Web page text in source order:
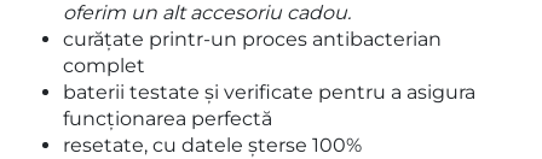
oferim un alt accesoriu cadou.
curățate printr-un proces antibacterian
complet
baterii testate și verificate pentru a asigura
funcționarea perfectă
resetate, cu datele șterse 100%